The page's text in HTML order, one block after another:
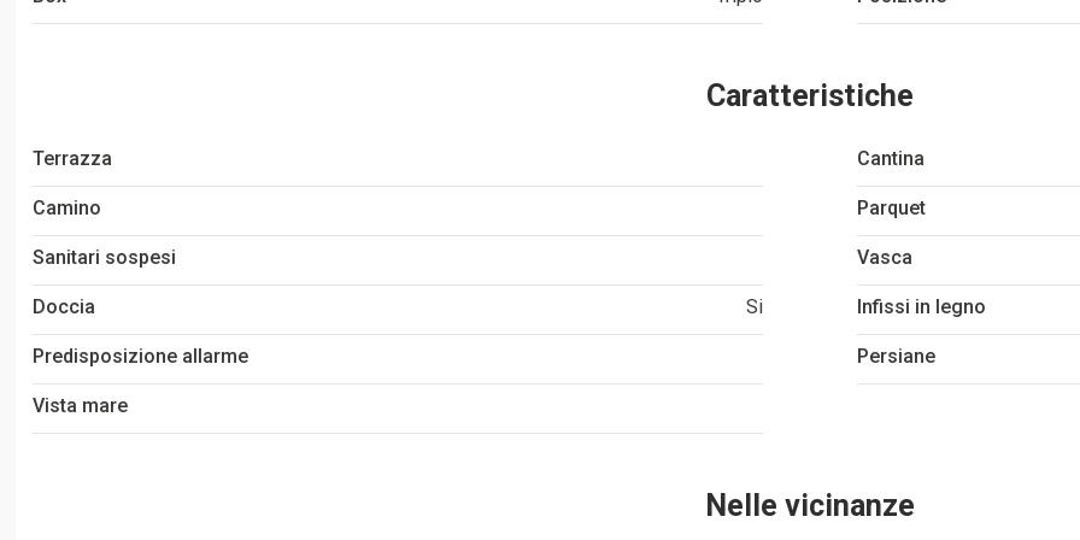
Caratteristiche
Terrazza Cantina
Camino Parquet
Sanitari sospesi Vasca
Doccia Si Infissi in legno
Predisposizione allarme Persiane
Vista mare
Nelle vicinanze